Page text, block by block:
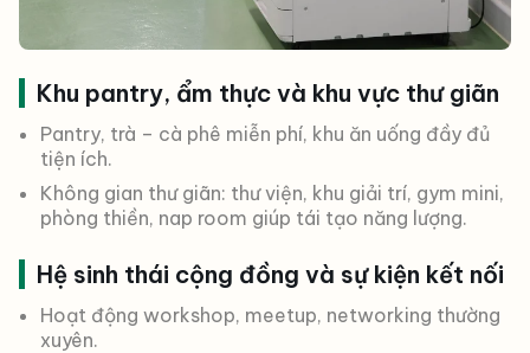
Khu pantry, ẩm thực và khu vực thư giãn
Pantry, trà – cà phê miễn phí, khu ăn uống đầy đủ
tiện ích.
Không gian thư giãn: thư viện, khu giải trí, gym mini,
phòng thiền, nap room giúp tái tạo năng lượng.
Hệ sinh thái cộng đồng và sự kiện kết nối
Hoạt động workshop, meetup, networking thường
xuyên.